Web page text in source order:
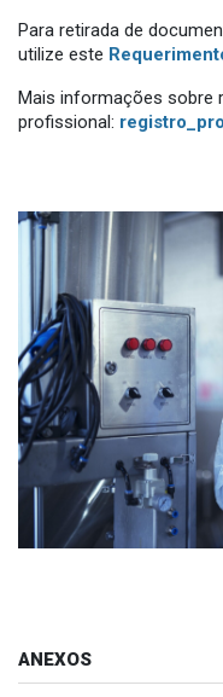
Para retirada de
utilize este
Mais informações sobre
profissional:
ANEXOS